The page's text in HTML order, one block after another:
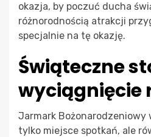
okazja, by poczuć ducha
różnorodnością atrakcji
specjalnie na tę okazję.
Świąteczne
wyciągnięcie
Jarmark Bożonarodzeniowy
tylko miejsce spotkań, ale